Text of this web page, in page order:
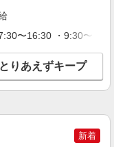
詳細を見る
NEW
＜日払い有/週払い有/交
〜16:30 ・9:30〜
とりあえずキープ
新着